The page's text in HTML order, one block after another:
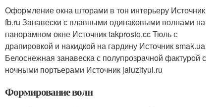
Оформление окна шторами в тон интерьеру Источник
fb.ru Занавески с плавными одинаковыми волнами на
панорамном окне Источник takprosto.ccТюль с
драпировкой и накидкой на гардину Источник smak.ua
Белоснежная занавеска с полупрозрачной фактурой с
ночными портьерами Источник jaluzityul.ru
Формирование волн